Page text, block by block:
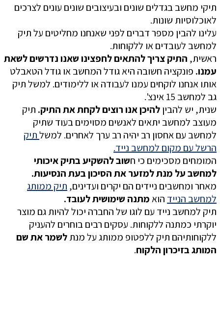
תיקי מחשב בגדלים שונים ובעיצובים שונים עונים לצרכים
לאוכלוסיות שונות.
עלינו להבין מספר דברים לפני שאנחנו מחליטים על תיק
למחשב לעובדים או ללקוחות.
ראשית, התיק צריך להתאים לחפצינו שאנו נדרשים לשאת
עמנו. פונקציה חשובה היא גודל המחשב או גודל הטאבלט
אותו אנחנו לוקחים עמנו לעבודה או ללימודים. למשל תיק
גב למחשב 15 אינצ'.
שנית, יש להביןלהיכן אנו רוצים לקחת את התיק. תיק
מעוצב למחשב יתאים לאנשים מסוימים בעוד שתיק
למחשב עם אחסון רב יהיה רב ערך לאחרים. למשלתיק
הרשל עם מקום למחשב נייד.
המומחים מסכימים כי חשוב להשקיע בתיק איכותי
למחשב על מנת למזער את הסיכון בעת הנסיעות.
מאחר ומחשבים ניידים הם יקרים ועדינים, תיק ממותג
למחשב הנייד הואמתנה שימושית לעובד.
תיק למחשב נייד עם לוגו של החברה יכול להיות גם מוצר
יוקרתי כמתנה ללקוחות. עסקים רבים בוחרים להעניק
ללקוחותיהם תיק ללפטופ ממותג על מנתלשמר את שם
המותג בזיכרון הלקוח.